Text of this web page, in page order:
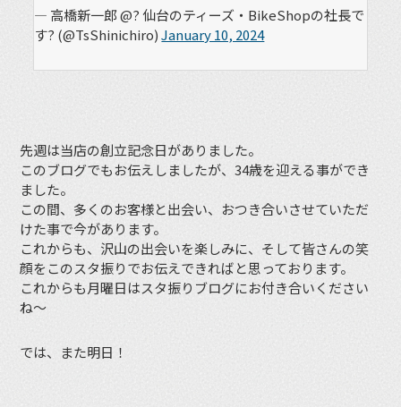
— 高橋新一郎 @? 仙台のティーズ・BikeShopの社長で
す? (@TsShinichiro)January 10, 2024
先週は当店の創立記念日がありました。
このブログでもお伝えしましたが、34歳を迎える事ができ
ました。
この間、多くのお客様と出会い、おつき合いさせていただ
けた事で今があります。
これからも、沢山の出会いを楽しみに、そして皆さんの笑
顔をこのスタ振りでお伝えできればと思っております。
これからも月曜日はスタ振りブログにお付き合いください
ね〜
では、また明日！